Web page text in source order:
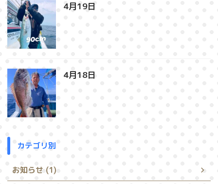
4月19日⁡
4月18日
カテゴリ別
お知らせ (1)